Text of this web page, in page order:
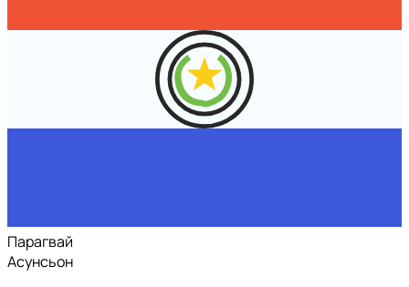
Парагвай
Асунсьон